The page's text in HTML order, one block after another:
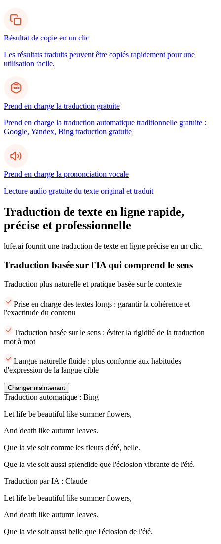
Résultat de copie en un clic
Les résultats traduits peuvent être copiés rapidement pour une
utilisation facile.
Prend en charge la traduction gratuite
Prend en charge la traduction automatique traditionnelle gratuite :
Google, Yandex, Bing traduction gratuite
Prend en charge la prononciation vocale
Lecture audio gratuite du texte original et traduit
Traduction de texte en ligne rapide,
précise et professionnelle
lufe.ai fournit une traduction de texte en ligne précise en un clic.
Traduction basée sur l'IA qui comprend le sens
Traduction plus naturelle et pratique basée sur le contexte
Prise en charge des textes longs : garantir la cohérence et
l'exactitude du contenu
Traduction basée sur le sens : éviter la rigidité de la traduction
mot à mot
Langue naturelle fluide : plus conforme aux habitudes
d'expression de la langue cible
Changer maintenant
Traduction automatique : Bing
Let life be beautiful like summer flowers,
And death like autumn leaves.
Que la vie soit comme les fleurs d'été, belle.
Que la vie soit aussi splendide que l'éclosion vibrante de l'été.
Traduction par IA : Claude
Let life be beautiful like summer flowers,
And death like autumn leaves.
Que la vie soit aussi belle que l'éclosion de l'été.